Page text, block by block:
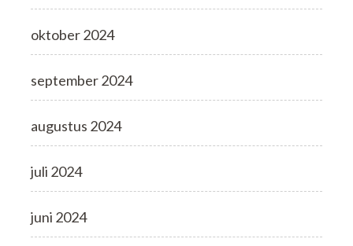
oktober 2024
september 2024
augustus 2024
juli 2024
juni 2024